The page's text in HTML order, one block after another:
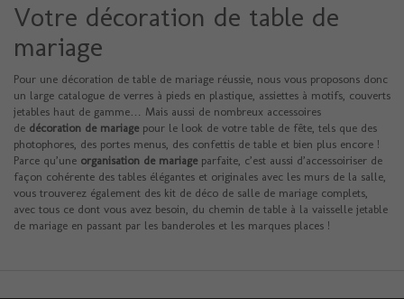
Votre décoration de table de
mariage
Pour une décoration de table de mariage réussie, nous vous proposons donc
un large catalogue de verres à pieds en plastique, assiettes à motifs, couverts
jetables haut de gamme… Mais aussi de nombreux accessoires
de décoration de mariage pour le look de votre table de fête, tels que des
photophores, des portes menus, des confettis de table et bien plus encore !
Parce qu’une organisation de mariage parfaite, c’est aussi d’accessoiriser de
façon cohérente des tables élégantes et originales avec les murs de la salle,
vous trouverez également des kit de déco de salle de mariage complets,
avec tous ce dont vous avez besoin, du chemin de table à la vaisselle jetable
de mariage en passant par les banderoles et les marques places !